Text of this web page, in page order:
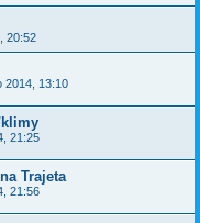
20:52
2014, 13:10
21:25
Trajeta
21:56